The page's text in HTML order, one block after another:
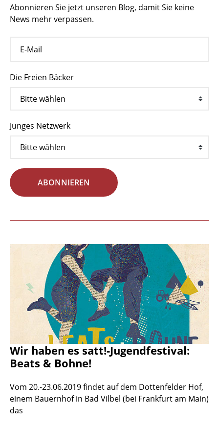
Abonnieren Sie jetzt unseren Blog, damit Sie keine
News mehr verpassen.
Die Freien Bäcker
Junges Netzwerk
ABONNIEREN
Wir haben es satt!-Jugendfestival:
Beats & Bohne!
Vom 20.-23.06.2019 findet auf dem Dottenfelder Hof,
einem Bauernhof in Bad Vilbel (bei Frankfurt am Main)
das